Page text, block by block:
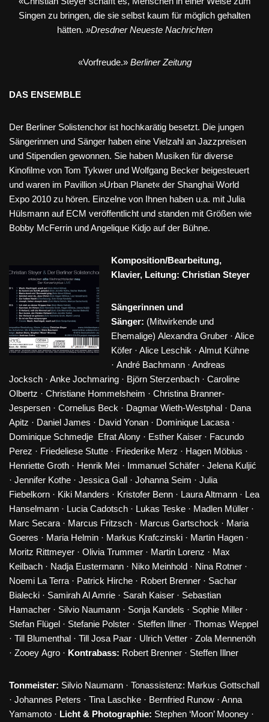
Singen zu bringen, die sie selbst kaum für möglich gehalten
hätten. »Dresdner Neueste Nachrichten
«Vorfreude.» Berliner Zeitung
DAS ENSEMBLE
Der Berliner Solistenchor ist hochkarätig besetzt. Die jungen
Sängerinnen und Sänger haben eine Vielzahl an Jazzpreisen
und Stipendien gewonnen. Sie haben Musiken für diverse
Kinofilme von Tom Tykwer und Wolfgang Becker beigesteuert
und waren im Pavillion »Urban Planet« der Shanghai World
Expo 2010 zu hören. Einzelne von Ihnen haben u.a. mit Julia
Hülsmann auf ECM veröffentlicht und standen mit Größen wie
Bobby McFerrin und Angelique Kidjo auf der Bühne.
Komposition/Bearbeitung,
Klavier, Leitung: Christian Steyer
Sängerinnen und
Sänger: (Mitwirkende und
Ehemalige) Alexandra Gruber · Alice
Köfer · Alice Leschik · Almut Kühne
· André Bachmann · Andreas
Jocksch · Anke Jochmaring · Björn Sterzenbach · Caroline
Olbertz · Christiane Hommelsheim · Christina Branner-
Jespersen · Cornelius Beck · Dagmar Wieth-Westphal · Dana
Apitz · Daniel James · David Yonan · Dominique Lacasa ·
Dominique Schmedje Efrat Alony · Esther Kaiser · Facundo
Perez · Friedeliese Stutte · Friederike Merz · Hagen Möbius ·
Henriette Groth · Henrik Mei · Immanuel Schäfer · Jelena Kuljić
· Jennifer Kothe · Jessica Gall · Johanna Seim · Julia
Fiebelkorn · Kiki Manders · Kristofer Benn · Laura Altmann · Lea
Hanselmann · Lucia Cadotsch · Lukas Teske · Madlen Müller ·
Marc Secara · Marcus Fritzsch · Marcus Gartschock · Maria
Goeres · Maria Helmin · Markus Krafczinski · Martin Hagen ·
Moritz Rittmeyer · Olivia Trummer · Martin Lorenz · Max
Keilbach · Nadja Eustermann · Niko Meinhold · Nina Rotner ·
Noemi La Terra · Patrick Hirche · Robert Brenner · Sachar
Bialecki · Samirah Al Amrie · Sarah Kaiser · Sebastian
Hamacher · Silvio Naumann · Sonja Kandels · Sophie Miller ·
Stefan Flügel · Stefanie Polster · Steffen Illner · Thomas Weppel
· Till Blumenthal · Till Josa Paar · Ulrich Vetter · Zola Mennenöh
· Zooey Agro · Kontrabass: Robert Brenner · Steffen Illner
Tonmeister: Silvio Naumann · Tonassistenz: Markus Gottschall
· Johannes Peters · Tina Laschke · Bernfried Runow · Anna
Yamamoto · Licht & Photographie: Stephen ‘Moon’ Mooney ·